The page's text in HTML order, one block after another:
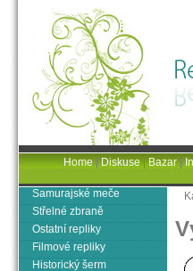
Samurajské meče
Střelné zbraně
Ostatní repliky
Filmové repliky
Historický šerm
Home|Diskuse|Bazar|